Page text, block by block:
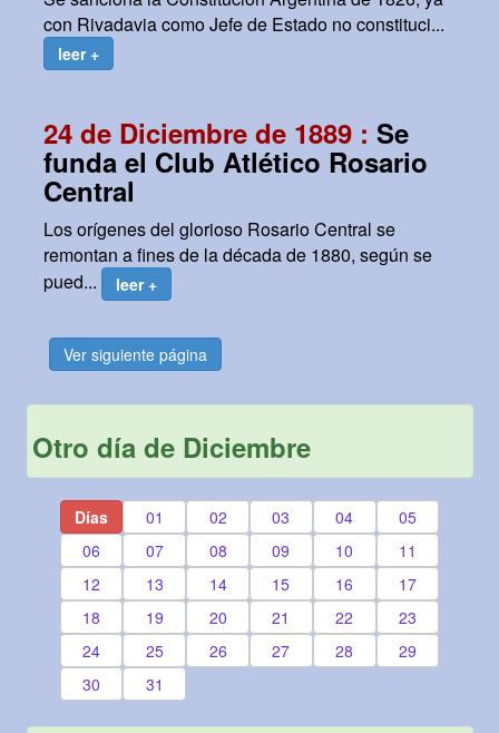
con Rivadavia como Jefe de Estado no constituci...
leer +
24 de Diciembre de 1889 : Se
funda el Club Atlético Rosario
Central
Los orígenes del glorioso Rosario Central se
remontan a fines de la década de 1880, según se
pued...
leer +
Ver siguiente página
Otro día de Diciembre
Días 01 02 03 04
05
06
07 08 09 10
11
12
13 14 15 16
17
18
19 20 21 22
23
24
25 26 27 28
29
30
31